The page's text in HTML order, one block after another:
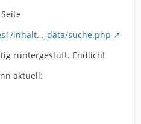
inhalt…_data/suche.php
runtergestuft. Endlich!
aktuell: